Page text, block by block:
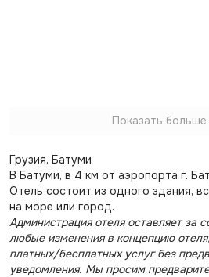
Показать
Грузия, Батуми
В Батуми, в 4 км от аэропорта г.
Отель состоит из одного здания,
на море или город.
Администрация отеля оставляет за
любые изменения в концепцию
платных/бесплатных услуг без
уведомления. Мы просим